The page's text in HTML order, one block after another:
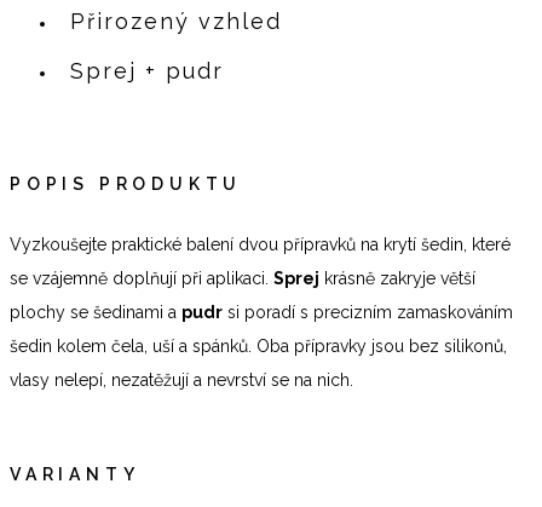
Přirozený vzhled
Sprej + pudr
POPIS PRODUKTU
Vyzkoušejte praktické balení dvou přípravků na krytí šedin, které
se vzájemně doplňují při aplikaci. Sprej krásně zakryje větší
plochy se šedinami a pudr si poradí s precizním zamaskováním
šedin kolem čela, uší a spánků. Oba přípravky jsou bez silikonů,
vlasy nelepí, nezatěžují a nevrství se na nich.
VARIANTY